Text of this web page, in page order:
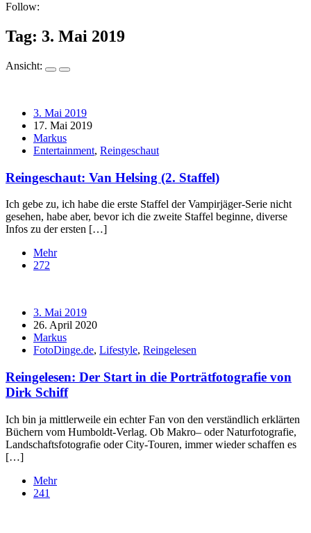
Follow:
Tag: 3. Mai 2019
Ansicht:
3. Mai 2019
17. Mai 2019
Markus
Entertainment, Reingeschaut
Reingeschaut: Van Helsing (2. Staffel)
Ich gebe zu, ich habe die erste Staffel der Vampirjäger-Serie nicht
gesehen, habe aber, bevor ich die zweite Staffel beginne, diverse
Infos zu der ersten […]
Mehr
272
3. Mai 2019
26. April 2020
Markus
FotoDinge.de, Lifestyle, Reingelesen
Reingelesen: Der Start in die Porträtfotografie von
Dirk Schiff
Ich bin ja mittlerweile ein echter Fan von den verständlich erklärten
Büchern vom Humboldt-Verlag. Ob Makro– oder Naturfotografie,
Landschaftsfotografie oder City-Touren, immer wieder schaffen es
[…]
Mehr
241